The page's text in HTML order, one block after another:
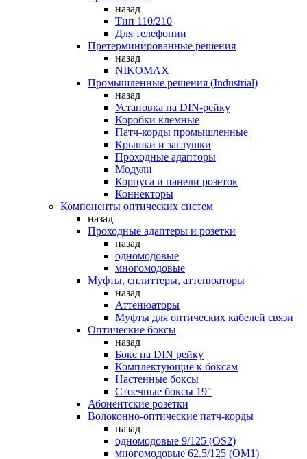
назад
Тип 110/210
Для телефонии
Претерминированные решения
назад
NIKOMAX
Промышленные решения (Industrial)
назад
Установка на DIN-рейку
Коробки клемные
Патч-корды промышленные
Крышки и заглушки
Проходные адапторы
Модули
Корпуса и панели розеток
Коннекторы
Компоненты оптических систем
назад
Проходные адаптеры и розетки
назад
одномодовые
многомодовые
Муфты, сплиттеры, аттенюаторы
назад
Аттенюаторы
Муфты для оптических кабелей связи
Оптические боксы
назад
Бокс на DIN рейку
Комплектующие к боксам
Настенные боксы
Стоечные боксы 19"
Абонентские розетки
Волоконно-оптические патч-корды
назад
одномодовые 9/125 (OS2)
многомодовые 62.5/125 (OM1)